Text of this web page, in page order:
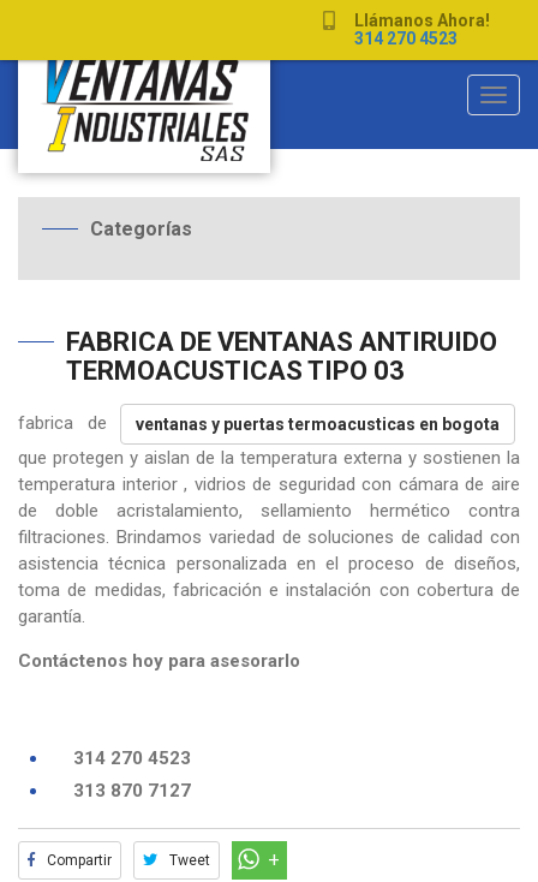
Llámanos Ahora!
314 270 4523
Categorías
FABRICA DE VENTANAS ANTIRUIDO
TERMOACUSTICAS TIPO 03
fabrica de ventanas y puertas termoacusticas en bogota
que protegen y aislan de la temperatura externa y sostienen la
temperatura interior , vidrios de seguridad con cámara de aire
de doble acristalamiento, sellamiento hermético contra
filtraciones. Brindamos variedad de soluciones de calidad con
asistencia técnica personalizada en el proceso de diseños,
toma de medidas, fabricación e instalación con cobertura de
garantía.
Contáctenos hoy para asesorarlo
314 270 4523
313 870 7127
Compartir Tweet